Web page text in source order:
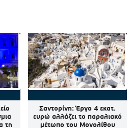
τη
Σαντορίνη: Έργο 4 εκατ.
ευρώ αλλάζει το παραλιακό
μέτωπο του Μονολίθου